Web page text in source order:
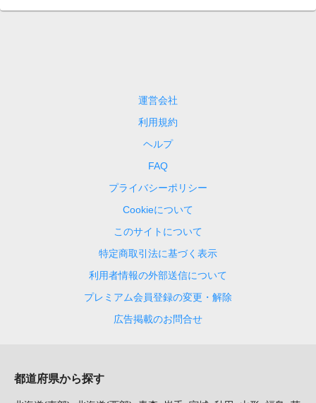
運営会社
利用規約
ヘルプ
FAQ
プライバシーポリシー
Cookieについて
このサイトについて
特定商取引法に基づく表示
利用者情報の外部送信について
プレミアム会員登録の変更・解除
広告掲載のお問合せ
都道府県から探す